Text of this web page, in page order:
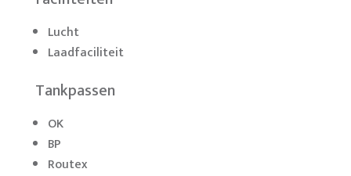
Lucht
Laadfaciliteit
Tankpassen
OK
BP
Routex